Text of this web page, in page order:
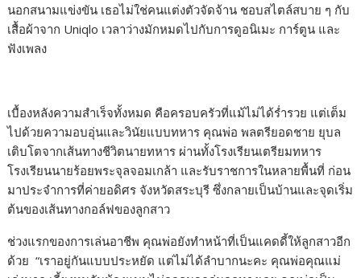
นอกสนามแข่งขัน เธอไม่ใช่คนแต่งตัวจัดจ้าน ชอบสไตล์สบาย ๆ กับ
เสื้อผ้าจาก Uniqlo เวลาว่างมักหมดไปกับการดูอนิเมะ การ์ตูน และ
ฟังเพลง
เบื้องหลังความสำเร็จทั้งหมด คือครอบครัวที่แม้ไม่ได้ร่ำรวย แต่เต็ม
ไปด้วยความอบอุ่นและวินัยแบบทหาร คุณพ่อ พลตรียอดชาย ยุบล
เติบโตจากเส้นทางชีวิตนายทหาร ผ่านทั้งโรงเรียนเตรียมทหาร
โรงเรียนนายร้อยพระจุลจอมเกล้า และรับราชการในหลายพื้นที่ ก่อน
มาประจำการที่ค่ายอดิศร จังหวัดสระบุรี ซึ่งกลายเป็นบ้านและจุดเริ่ม
ต้นของเส้นทางกอล์ฟของลูกสาว
ช่วงแรกของการเล่นอาชีพ คุณพ่อยังทำหน้าที่เป็นแคดดี้ให้ลูกสาวอีก
ด้วย “เราอยู่กันแบบประหยัด แต่ไม่ได้ลำบากนะคะ คุณพ่อคุณแม่